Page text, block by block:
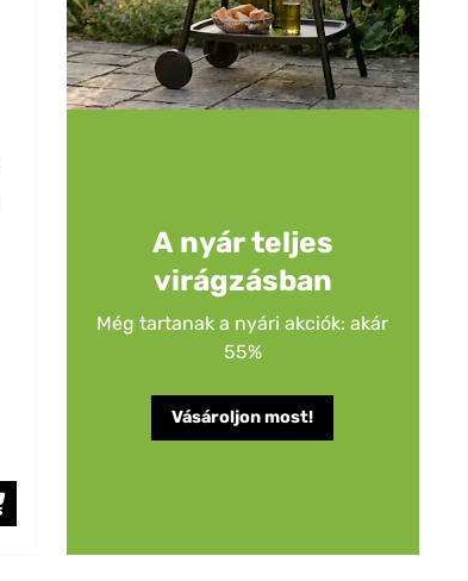
A nyár teljes
virágzásban
Még tartanak a nyári akciók: akár
55%
Vásároljon most!